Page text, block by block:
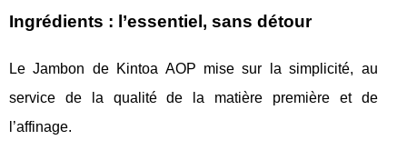
Ingrédients : l’essentiel, sans détour
Le Jambon de Kintoa AOP mise sur la simplicité, au
service de la qualité de la matière première et de
l’affinage.